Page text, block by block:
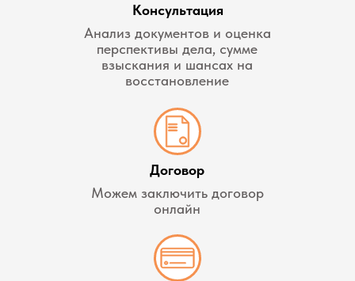
Можем заключить договор
онлайн
Договор
Анализ документов и оценка
перспективы дела, сумме
взыскания и шансах на
восстановление
Консультация